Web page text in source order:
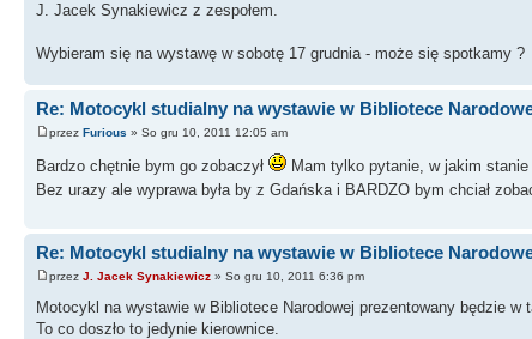
J. Jacek Synakiewicz z zespołem.
Wybieram się na wystawę w sobotę 17 grudnia - może się spotkamy ?
Re: Motocykl studialny na wystawie w Bibliotece
przez Furious » So gru 10, 2011 12:05 am
Bardzo chętnie bym go zobaczył
Mam tylko pytanie, w jakim
Bez urazy ale wyprawa była by z Gdańska i BARDZO bym chciał
Re: Motocykl studialny na wystawie w Bibliotece
przez J. Jacek Synakiewicz » So gru 10, 2011 6:36 pm
Motocykl na wystawie w Bibliotece Narodowej prezentowany będzie w
To co doszło to jedynie kierownice.